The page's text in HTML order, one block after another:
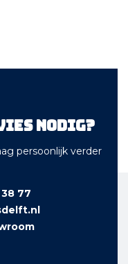
nodig?
persoonlijk verder
38 77